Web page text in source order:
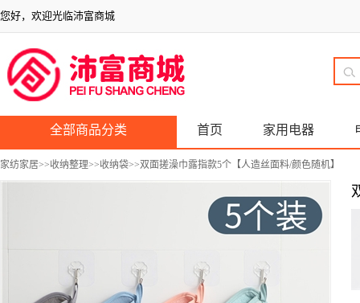
您好，欢迎光临沛富商城
全部商品分类 首页 家用电器
家纺家居>>收纳整理>>收纳袋>>双面搓澡巾露指款5个【人造丝面料/颜色随机】